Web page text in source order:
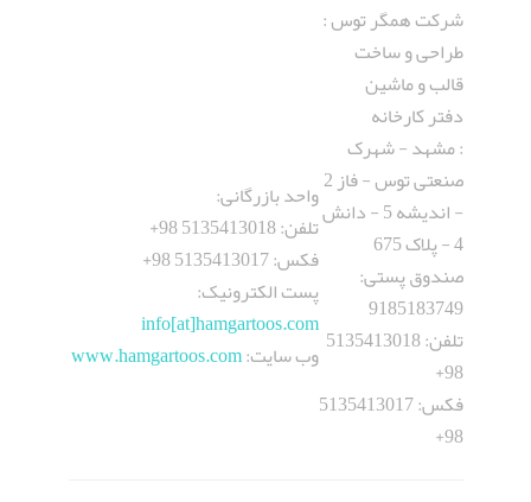
شرکت همگر توس :
طراحی و ساخت
قالب و ماشین
دفتر کارخانه
: مشهد - شهرک
صنعتی توس - فاز 2
- اندیشه 5 - دانش
4 - پلاک 675
صندوق پستی:
9185183749
تلفن: 5135413018
98+
فکس: 5135413017
98+
واحد بازرگانی:
تلفن: 5135413018 98+
فکس: 5135413017 98+
پست الکترونيک:
info[at]hamgartoos.com
وب سایت:www.hamgartoos.com